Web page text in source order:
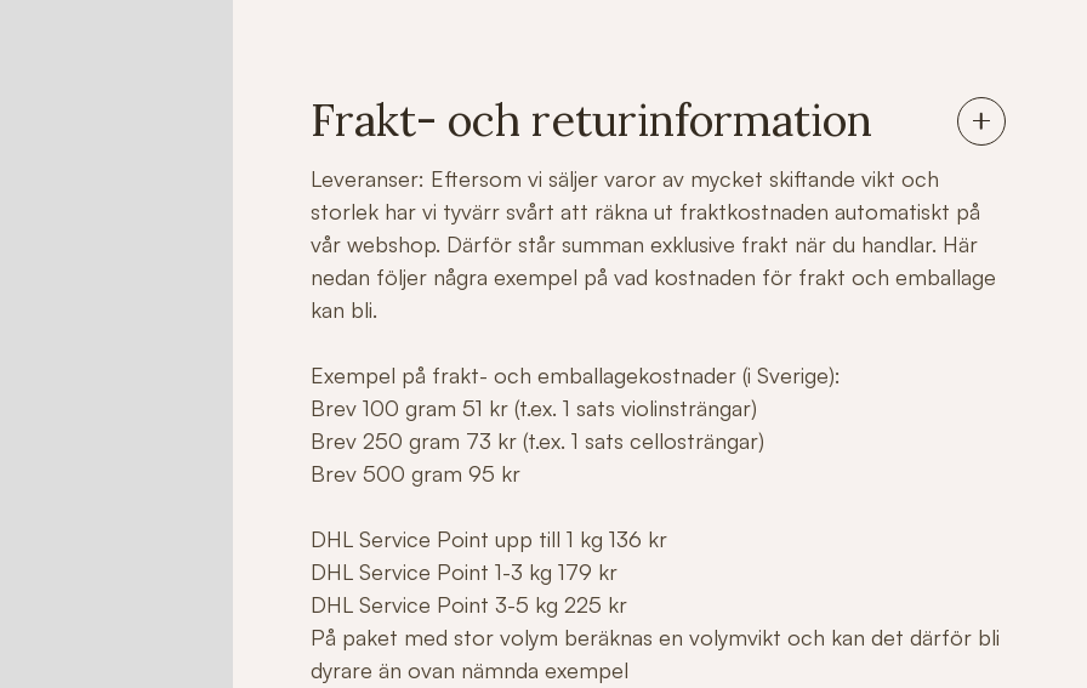
Frakt- och returinformation
Leveranser: Eftersom vi säljer varor av mycket skiftande vikt och
storlek har vi tyvärr svårt att räkna ut fraktkostnaden automatiskt på
vår webshop. Därför står summan exklusive frakt när du handlar. Här
nedan följer några exempel på vad kostnaden för frakt och emballage
kan bli.
Exempel på frakt- och emballagekostnader (i Sverige):
Brev 100 gram 51 kr (t.ex. 1 sats violinsträngar)
Brev 250 gram 73 kr (t.ex. 1 sats cellosträngar)
Brev 500 gram 95 kr
DHL Service Point upp till 1 kg 136 kr
DHL Service Point 1-3 kg 179 kr
DHL Service Point 3-5 kg 225 kr
På paket med stor volym beräknas en volymvikt och kan det därför bli
dyrare än ovan nämnda exempel